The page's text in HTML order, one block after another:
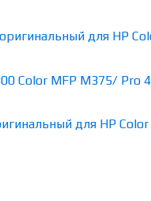
для HP Color